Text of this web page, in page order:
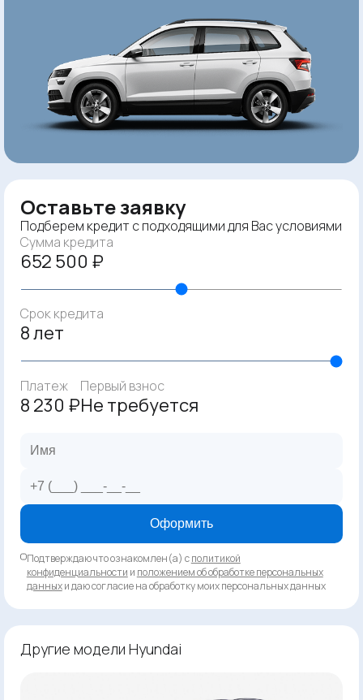
Оставьте заявку
Подберем кредит с подходящими для Вас условиями
Сумма кредита
652 500 ₽
Срок кредита
8 лет
Платеж
8 230 ₽
Первый взнос
Не требуется
Оформить
Подтверждаю что ознакомлен(а) сполитикой
конфиденциальности и положением об обработке персональных
данныхи даю согласие на обработку моих персональных данных
Другие модели Hyundai